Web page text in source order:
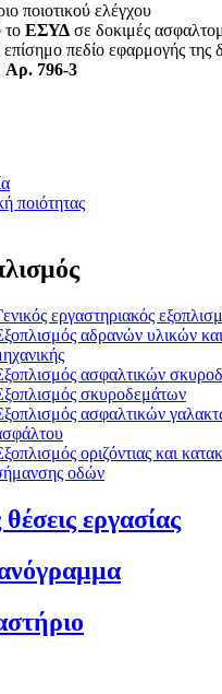
ποιοτικού ελέγχου
το ΕΣΥΔ σε δοκιμές
πεδίο εφαρμογής της
Αρ. 796-3
ποιότητας
εργαστηριακός
αδρανών υλικών
ασφαλτικών
σκυροδεμάτων
ασφαλτικών
οριζόντιας και
οδών
εργασίας